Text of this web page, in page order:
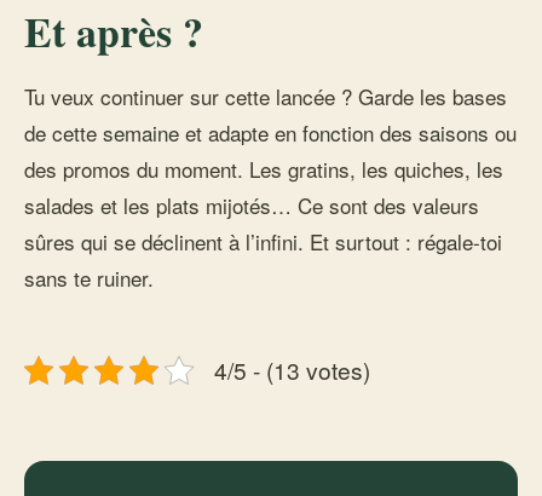
Et après ?
Tu veux continuer sur cette lancée ? Garde les bases
de cette semaine et adapte en fonction des saisons ou
des promos du moment. Les gratins, les quiches, les
salades et les plats mijotés… Ce sont des valeurs
sûres qui se déclinent à l’infini. Et surtout : régale-toi
sans te ruiner.
4/5 - (13 votes)